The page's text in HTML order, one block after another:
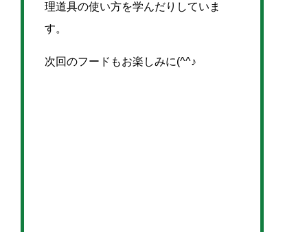
理道具の使い方を学んだりしていま
す。
次回のフードもお楽しみに(^^♪